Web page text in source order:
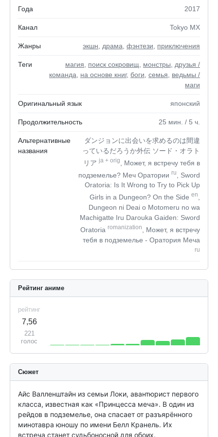
Года 2017
Канал Tokyo MX
Жанры экшн драма фэнтези приключения
Теги магия поиск сокровищ монстры
друзья /
команда
на основе книг, боги семья
ведьмы /
маги
Оригинальный язык японский
Продолжительность 25 мин. / 5 ч.
Альтернативные
названия
ダンジョンに出会いを求めるのは間違
っているだろうか外伝 ソード・オラト
リアja + orig
, Может, я встречу тебя в
подземелье? Меч Оратории ru
, Sword
Oratoria: Is It Wrong to Try to Pick Up
Girls in a Dungeon? On the Side en
Dungeon ni Deai o Motomeru no wa
Machigatte Iru Darouka Gaiden: Sword
Oratoria romanization
, Может, я встречу
тебя в подземелье - Оратория Меча
ru
Рейтинг аниме
рейтинг
7,56
221
голос
Сюжет
Айс Валленштайн из семьи Локи, авантюрист первого
класса, известная как «Принцесса меча». В один из
рейдов в подземелье, она спасает от разъярённого
минотавра юношу по имени Белл Кранель. Их
встреча станет судьбоносной для обоих.